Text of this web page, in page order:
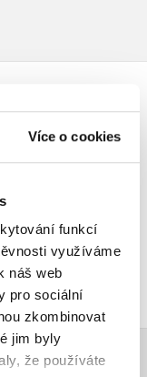
Více o cookies
funkcí
využíváme
náš web
pro sociální
zkombinovat
jim byly
že používáte
hodnocení.
uživatelé